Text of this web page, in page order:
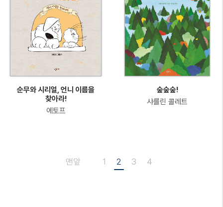
순무와 시리얼, 언니 이름을
찾아라!
에토프
숲숲숲!
샤를린 콜레트
맨앞 1 2 3 4